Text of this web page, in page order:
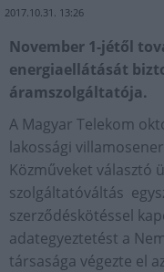
2017.10.31. 13:26
November 1-jétől
energiaellátását
áramszolgáltatója.
A Magyar Telekom
lakossági
Közműveket választó
szolgáltatóváltás
szerződéskötéssel
adategyeztetést a
társasága végezte el